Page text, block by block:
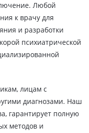
Любой
к врачу для
и разработки
психиатрической
лицам с
диагнозами. Наш
гарантирует полную
методов и